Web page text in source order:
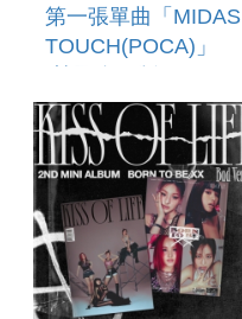
第一張單曲「MIDAS
TOUCH(POCA)」